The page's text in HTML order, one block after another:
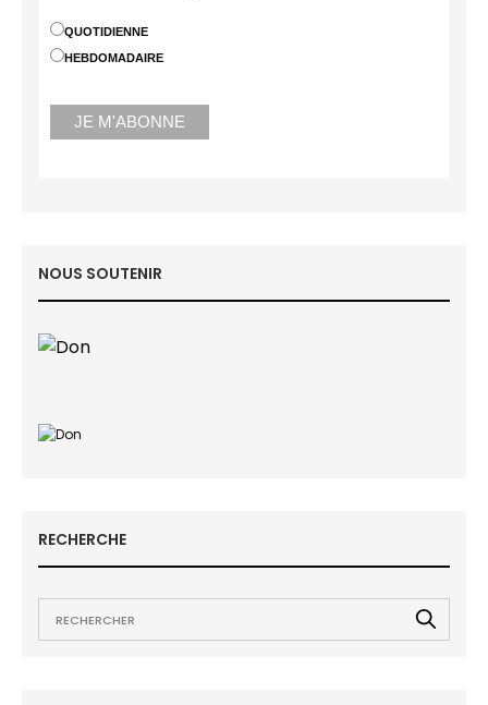
QUOTIDIENNE
HEBDOMADAIRE
NOUS SOUTENIR
RECHERCHE